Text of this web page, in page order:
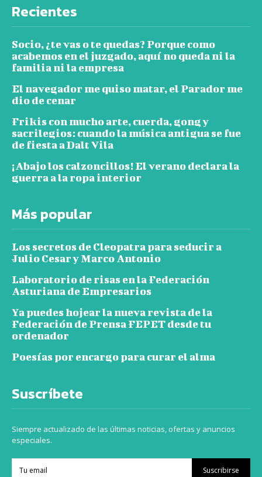
Recientes
Socio, ¿te vas o te quedas? Porque como
acabemos en el juzgado, aquí no queda ni la
familia ni la empresa
El navegador me quiso matar, el Parador me
dio de cenar
Frikis con mucho arte, cuerda, gong y
sacrilegios: cuando la música antigua se fue
de fiesta a Dalt Vila
¡Abajo los calzoncillos! El verano declara la
guerra a la ropa interior
Más popular
Los secretos de Cleopatra para seducir a
Julio Cesar y Marco Antonio
Laboratorio de risas en la Federación
Asturiana de Empresarios
Ya puedes hojear la nueva revista de la
Federación de Prensa FEPET desde tu
ordenador
Poesías por encargo para curar el alma
Suscríbete
Siempre actualizado de las últimas noticias, ofertas y anuncios
especiales.
Suscribirse